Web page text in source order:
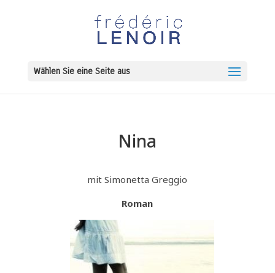
Wählen Sie eine Seite aus
Nina
mit Simonetta Greggio
Roman